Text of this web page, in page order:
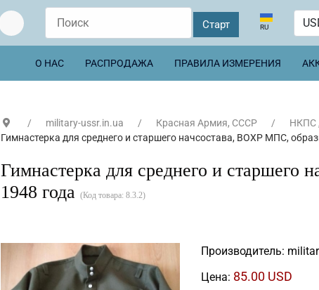
Выберите язык
RU
О НАС РАСПРОДАЖА ПРАВИЛА ИЗМЕРЕНИЯ
military-ussr.in.ua Красная Армия, СССР НКПС
Гимнастерка для среднего и старшего начсостава, ВОХР МПС,
Гимнастерка для среднего и
1948 года (Код товара: 8.3.2)
Производитель:
Цена: 85.00 USD